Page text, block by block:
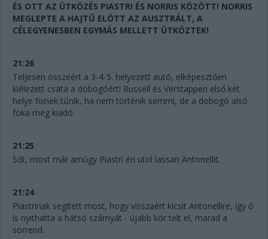
ÉS OTT AZ ÜTKÖZÉS PIASTRI ÉS NORRIS KÖZÖTT! NORRIS
MEGLEPTE A HAJTŰ ELŐTT AZ AUSZTRÁLT, A
CÉLEGYENESBEN EGYMÁS MELLETT ÜTKÖZTEK!
21:26
Teljesen összeért a 3-4-5. helyezett autó, elképesztően
kiélezett csata a dobogóért! Russell és Verstappen első két
helye fixnek tűnik, ha nem történik semmi, de a dobogó alsó
foka még kiadó.
21:25
Sőt, most már amúgy Piastri éri utol lassan Antonellit.
21:24
Piastrinak segített most, hogy visszaért kicsit Antonellire, így ő
is nyithatta a hátsó szárnyát - újabb kör telt el, marad a
sorrend.